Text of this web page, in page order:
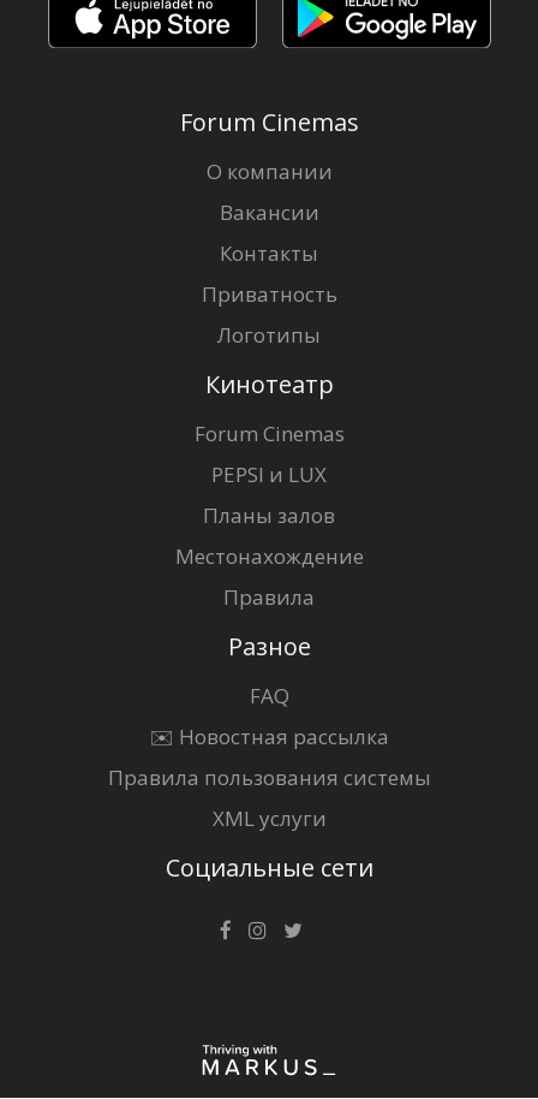
Forum Cinemas
О компании
Вакансии
Контакты
Приватность
Логотипы
Кинотеатр
Forum Cinemas
PEPSI и LUX
Планы залов
Местонахождение
Правила
Разное
FAQ
✉️ Новостная рассылка
Правила пользования системы
XML услуги
Социальные сети